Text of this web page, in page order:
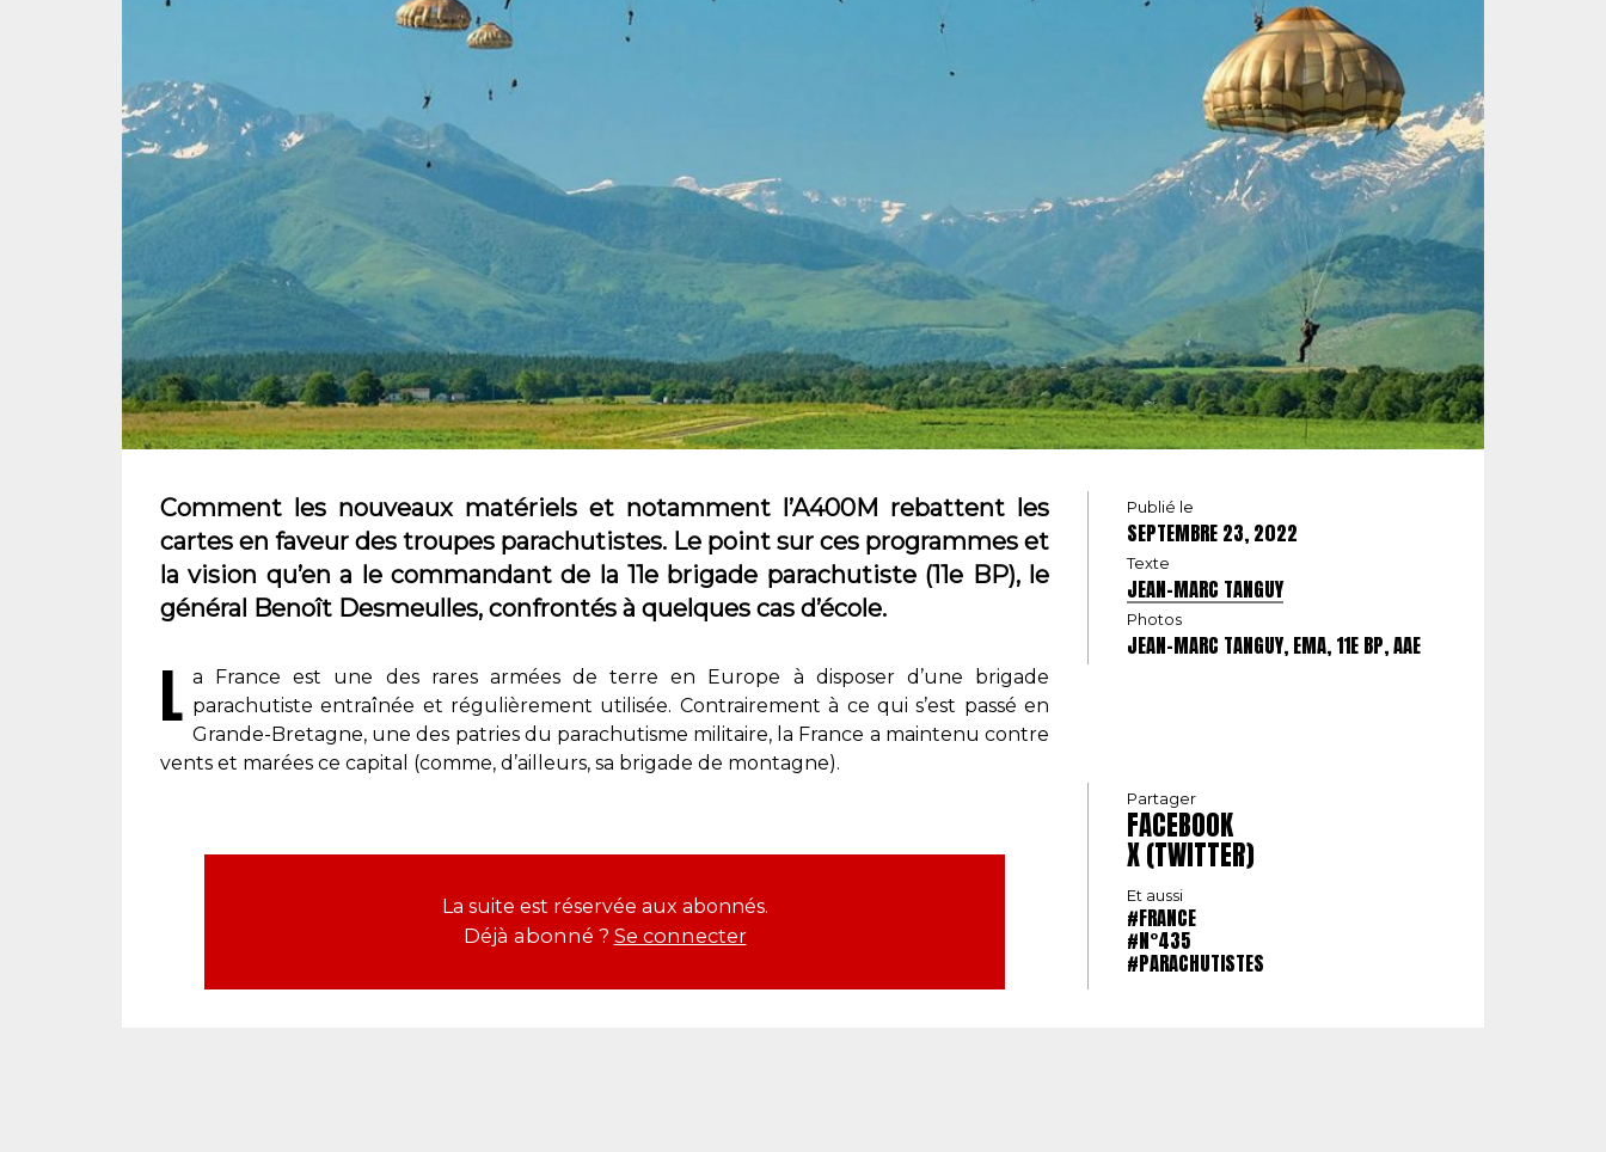
Comment les nouveaux matériels et notamment l’A400M rebattent les
cartes en faveur des troupes parachutistes. Le point sur ces programmes et
la vision qu’en a le commandant de la 11e brigade parachutiste (11e BP), le
général Benoît Desmeulles, confrontés à quelques cas d’école.
L a France est une des rares armées de terre en Europe à disposer d’une brigade
parachutiste entraînée et régulièrement utilisée. Contrairement à ce qui s’est passé en
Grande-Bretagne, une des patries du parachutisme militaire, la France a maintenu contre
vents et marées ce capital (comme, d’ailleurs, sa brigade de montagne).
La suite est réservée aux abonnés.
Déjà abonné ? Se connecter
Publié le
SEPTEMBRE 23, 2022
Texte
JEAN-MARC TANGUY
Photos
JEAN-MARC TANGUY, EMA, 11E BP, AAE
Partager
FACEBOOK
X (TWITTER)
Et aussi
#FRANCE
#N°435
#PARACHUTISTES